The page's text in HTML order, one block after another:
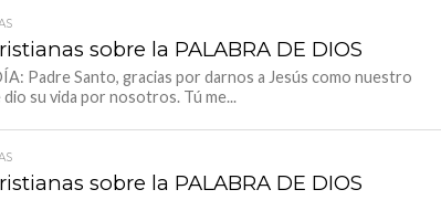
sobre la PALABRA DE DIOS
Padre Santo, gracias por darnos a Jesús como nuestro
su vida por nosotros. Tú me...
sobre la PALABRA DE DIOS